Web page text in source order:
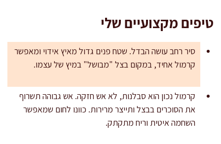
טיפים מקצועיים שלי
סיר רחב עושה הבדל. שטח פנים גדול מאיץ אידוי ומאפשר
קרמול אחיד, במקום בצל "מבושל" במיץ של עצמו.
קרמול נכון הוא סבלנות, לא אש חזקה. אש גבוהה תשרוף
את הסוכרים בבצל ותייצר מרירות. כוונו לחום שמאפשר
השחמה איטית וריח מתקתק.